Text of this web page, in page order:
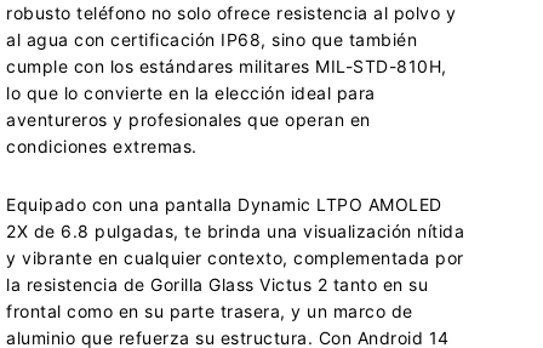
robusto teléfono no solo ofrece resistencia al polvo y
al agua con certificación IP68, sino que también
cumple con los estándares militares MIL-STD-810H,
lo que lo convierte en la elección ideal para
aventureros y profesionales que operan en
condiciones extremas.
Equipado con una pantalla Dynamic LTPO AMOLED
2X de 6.8 pulgadas, te brinda una visualización nítida
y vibrante en cualquier contexto, complementada por
la resistencia de Gorilla Glass Victus 2 tanto en su
frontal como en su parte trasera, y un marco de
aluminio que refuerza su estructura. Con Android 14